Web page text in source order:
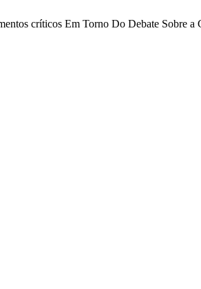
críticos Em Torno Do Debate Sobre a